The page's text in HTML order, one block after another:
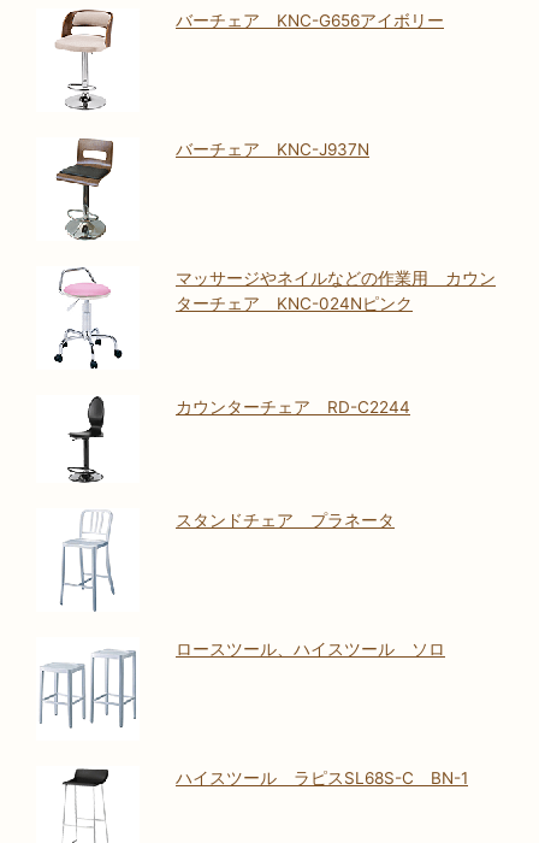
バーチェア KNC-G656アイボリー
バーチェア KNC-J937N
マッサージやネイルなどの作業用 カウン
ターチェア KNC-024Nピンク
カウンターチェア RD-C2244
スタンドチェア プラネータ
ロースツール、ハイスツール ソロ
ハイスツール ラピスSL68S-C BN-1